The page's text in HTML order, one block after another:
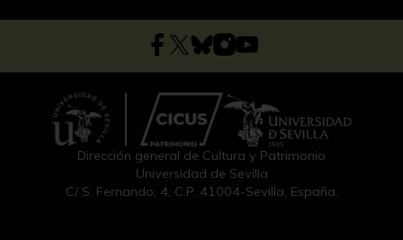
Dirección general de Cultura y Patrimonio
Universidad de Sevilla
C/ S. Fernando, 4, C.P. 41004-Sevilla, España.